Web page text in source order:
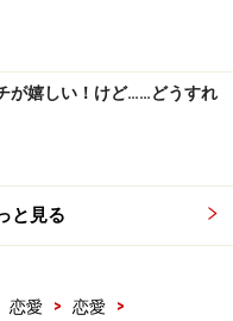
が嬉しい！けど……どうすれ
と見る
恋愛 > 恋愛
>